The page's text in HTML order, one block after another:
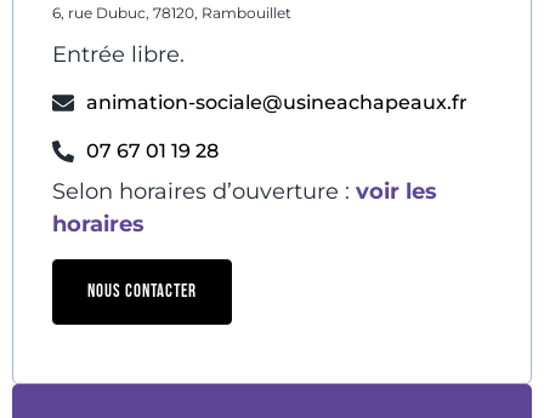
6, rue Dubuc, 78120, Rambouillet
Entrée libre.
animation-sociale@usineachapeaux.fr
07 67 01 19 28
Selon horaires d’ouverture : voir les
horaires
NOUS CONTACTER